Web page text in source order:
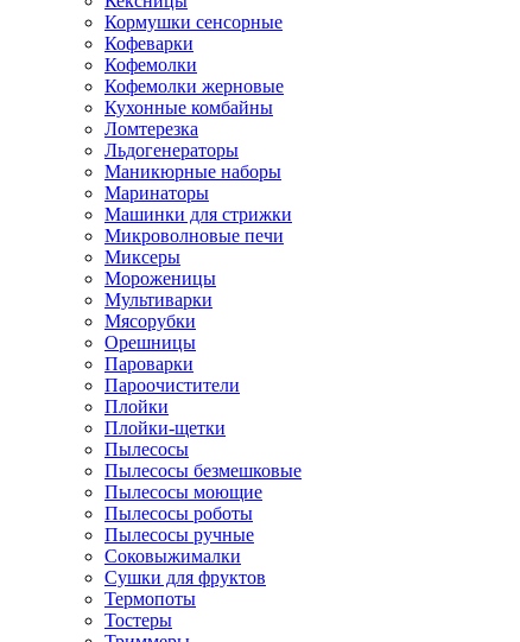
Кормушки сенсорные
Кофеварки
Кофемолки
Кофемолки жерновые
Кухонные комбайны
Ломтерезка
Льдогенераторы
Маникюрные наборы
Маринаторы
Машинки для стрижки
Микроволновые печи
Миксеры
Мороженицы
Мультиварки
Мясорубки
Орешницы
Пароварки
Пароочистители
Плойки
Плойки-щетки
Пылесосы
Пылесосы безмешковые
Пылесосы моющие
Пылесосы роботы
Пылесосы ручные
Соковыжималки
Сушки для фруктов
Термопоты
Тостеры